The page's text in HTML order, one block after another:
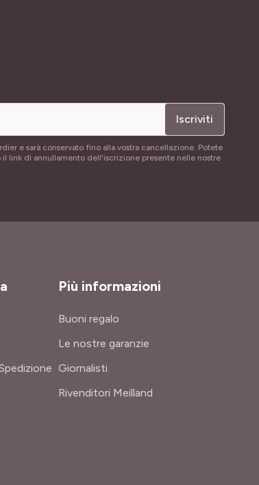
Iscriviti
e sarà conservato fino alla vostra cancellazione. Potete
link di annullamento dell'iscrizione presente nelle nostre
Più informazioni
Buoni regalo
Le nostre garanzie
Giornalisti
Rivenditori Meilland